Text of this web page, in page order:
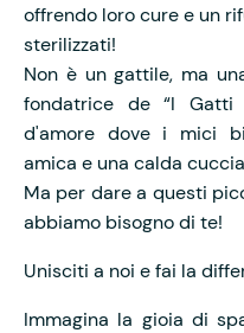
offrendo loro cure e un
sterilizzati!
Non è un gattile, ma
fondatrice de “I Gatti
d'amore dove i mici
amica e una calda
Ma per dare a questi
abbiamo bisogno di te!
Unisciti a noi e fai la
Immagina la gioia di